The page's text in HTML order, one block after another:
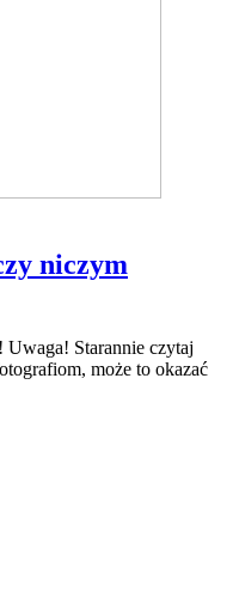
niczym
Starannie czytaj
może to okazać